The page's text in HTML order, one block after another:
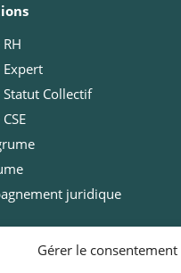
Gérer le consentement
Collectif
juridique